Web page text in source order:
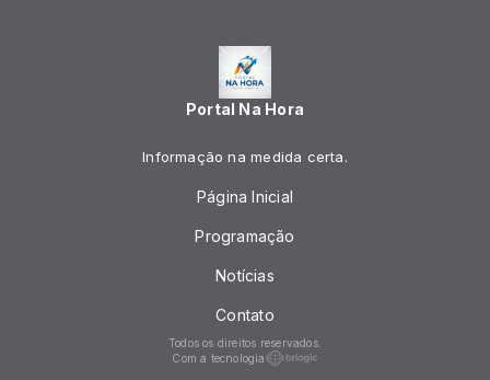
Portal Na Hora
Informação na medida certa.
Página Inicial
Programação
Notícias
Contato
Todos os direitos reservados.
Com a tecnologia